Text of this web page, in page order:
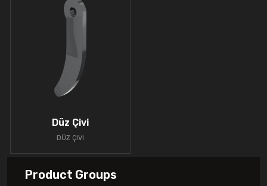
Düz Çivi
DÜZ ÇIVI
Product Groups